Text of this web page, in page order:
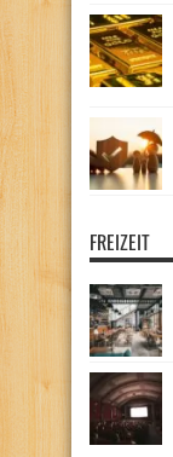
FREIZEIT